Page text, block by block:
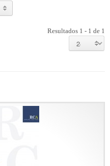
Resultados 1 - 1 de 1